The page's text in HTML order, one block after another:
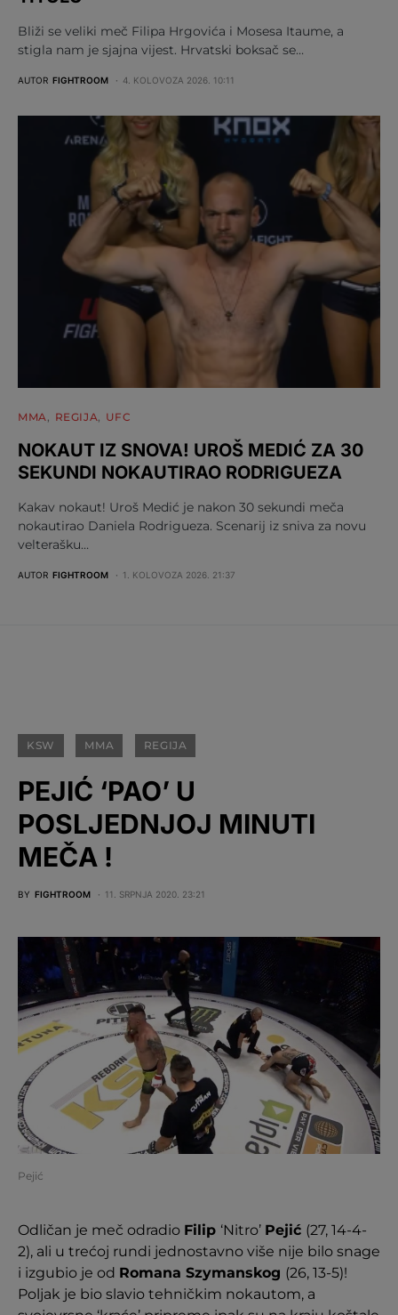
Bliži se veliki meč Filipa Hrgovića i Mosesa Itaume, a
stigla nam je sjajna vijest. Hrvatski boksač se…
AUTOR FIGHTROOM 4. KOLOVOZA 2026. 10:11
MMA REGIJA UFC
NOKAUT IZ SNOVA! UROŠ MEDIĆ ZA 30
SEKUNDI NOKAUTIRAO RODRIGUEZA
Kakav nokaut! Uroš Medić je nakon 30 sekundi meča
nokautirao Daniela Rodrigueza. Scenarij iz sniva za novu
velterašku…
AUTOR FIGHTROOM 1. KOLOVOZA 2026. 21:37
KSW MMA REGIJA
PEJIĆ ‘PAO’ U
POSLJEDNJOJ MINUTI
MEČA !
BY FIGHTROOM 11. SRPNJA 2020. 23:21
Pejić
Odličan je meč odradio Filip ‘Nitro’ Pejić (27, 14-4-
2), ali u trećoj rundi jednostavno više nije bilo snage
i izgubio je od Romana Szymanskog (26, 13-5)!
Poljak je bio slavio tehničkim nokautom, a